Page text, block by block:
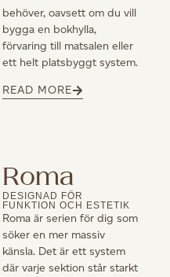
behöver, oavsett om du vill
bygga en bokhylla,
förvaring till matsalen eller
ett helt platsbyggt system.
READ MORE
Roma
DESIGNAD FÖR
FUNKTION OCH ESTETIK
Roma är serien för dig som
söker en mer massiv
känsla. Det är ett system
där varje sektion står starkt